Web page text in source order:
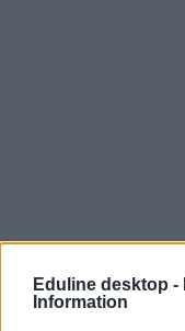
Eduline desktop -
Information